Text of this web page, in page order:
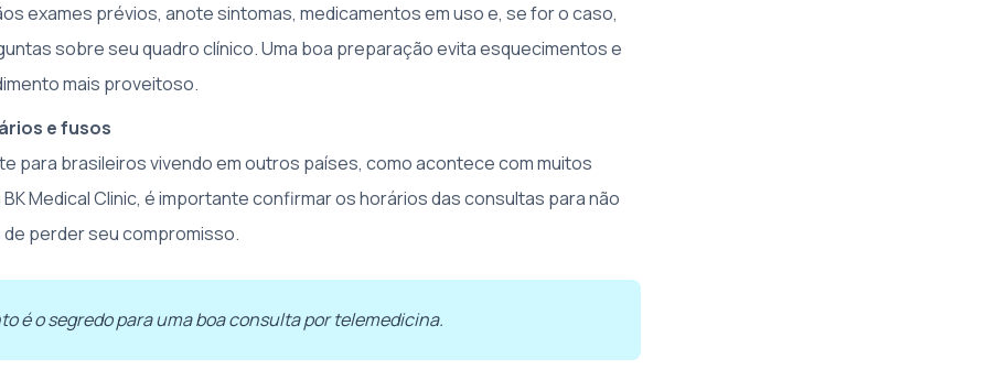
exames prévios, anote sintomas, medicamentos em uso e, se for o caso,
sobre seu quadro clínico. Uma boa preparação evita esquecimentos e
mais proveitoso.
e fusos
para brasileiros vivendo em outros países, como acontece com muitos
Medical Clinic, é importante confirmar os horários das consultas para não
perder seu compromisso.
é o segredo para uma boa consulta por telemedicina.